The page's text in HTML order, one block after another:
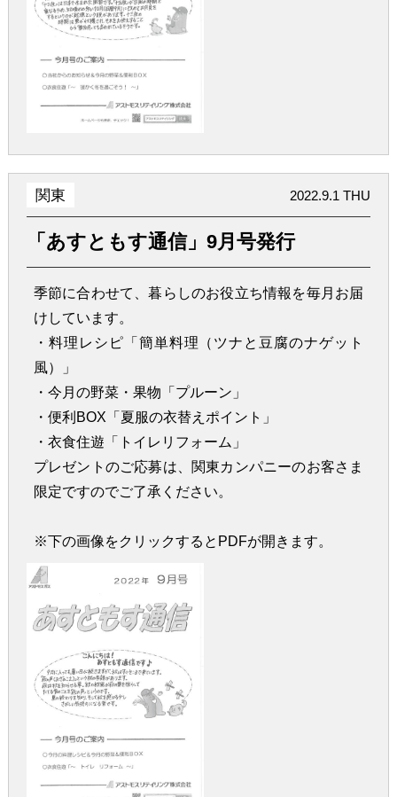
関東 2022.9.1 THU
「あすともす通信」9月号発行
季節に合わせて、暮らしのお役立ち情報を毎月お届
けしています。
・料理レシピ「簡単料理（ツナと豆腐のナゲット
風）」
・今月の野菜・果物「プルーン」
・便利BOX「夏服の衣替えポイント」
・衣食住遊「トイレリフォーム」
プレゼントのご応募は、関東カンパニーのお客さま
限定ですのでご了承ください。
※下の画像をクリックするとPDFが開きます。